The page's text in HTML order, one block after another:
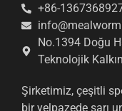
+86-
No.1394 Doğu
Teknolojik
Şirketimiz, çeşitli
bir yelpazede sarı